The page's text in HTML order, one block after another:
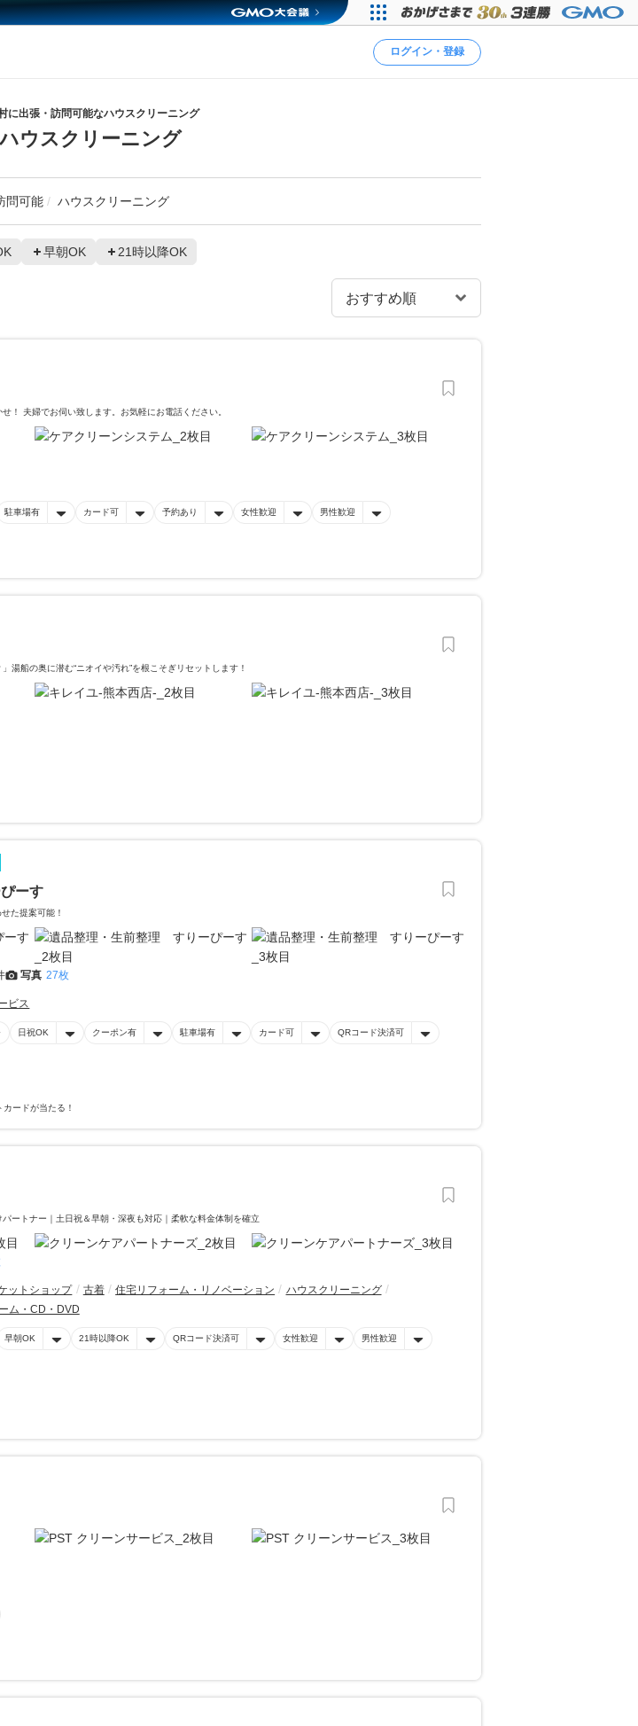
ログイン・登録
に出張・訪問可能なハウスクリーニング
ウスクリーニング
問可能 ハウスクリーニング
早朝OK 21時以降OK
！ 夫婦でお伺い致します。お気軽にお電話ください。
駐車場有 カード可 予約あり 女性歓迎 男性歓迎
湯船の奥に潜む“ニオイや汚れ”を根こそぎリセットします！
ーす
た提案可能！
写真 27枚
ビス
日祝OK クーポン有 駐車場有 カード可 QRコード決済可
ードが当たる！
ートナー｜土日祝＆早朝・深夜も対応｜柔軟な料金体制を確立
ットショップ 古着 住宅リフォーム・リノベーション
ハウスクリーニング
ム・CD・DVD
早朝OK 21時以降OK QRコード決済可 女性歓迎 男性歓迎